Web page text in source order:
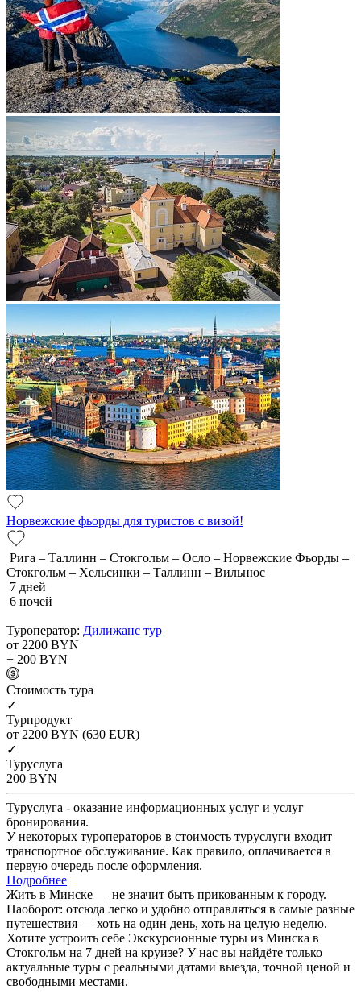
Норвежские фьорды для туристов с визой!
Рига – Таллинн – Стокгольм – Осло – Норвежские Фьорды –
Стокгольм – Хельсинки – Таллинн – Вильнюс
7 дней
6 ночей
Туроператор: Дилижанс тур
от 2200 BYN
+ 200 BYN
Cтоимость тура
✓
Турпродукт
от 2200 BYN (630 EUR)
✓
Туруслуга
200 BYN
Туруслуга - оказание информационных услуг и услуг
бронирования.
У некоторых туроператоров в стоимость туруслуги входит
транспортное обслуживание. Как правило, оплачивается в
первую очередь после оформления.
Подробнее
Жить в Минске — не значит быть прикованным к городу.
Наоборот: отсюда легко и удобно отправляться в самые разные
путешествия — хоть на один день, хоть на целую неделю.
Хотите устроить себе Экскурсионные туры из Минска в
Стокгольм на 7 дней на круизе? У нас вы найдёте только
актуальные туры с реальными датами выезда, точной ценой и
свободными местами.